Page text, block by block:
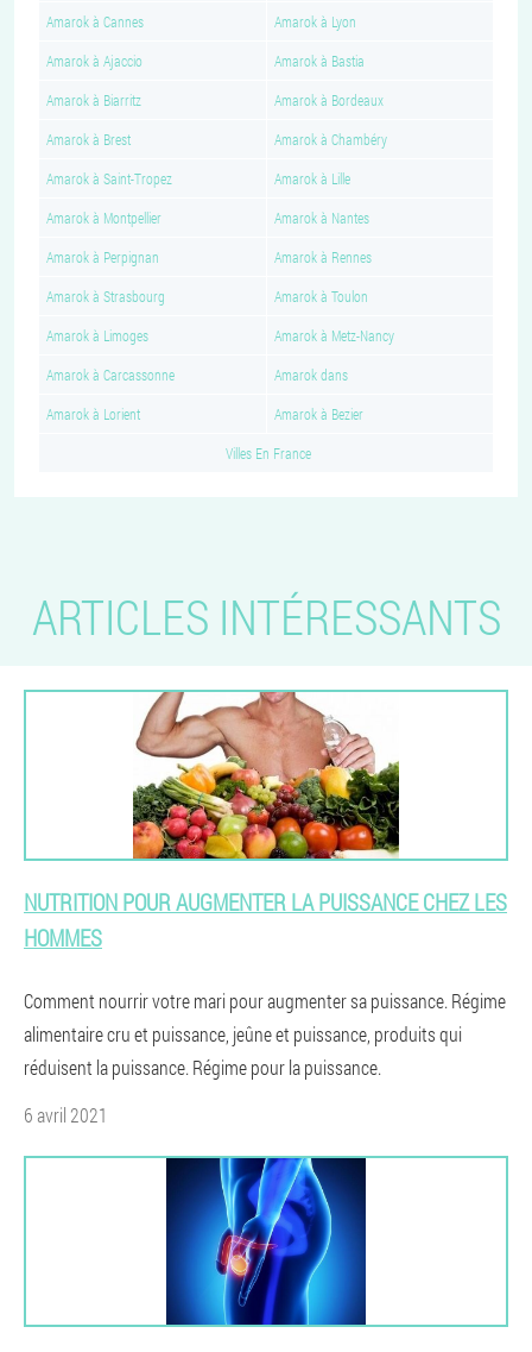
Amarok à Cannes Amarok à Lyon
Amarok à Ajaccio Amarok à Bastia
Amarok à Biarritz Amarok à Bordeaux
Amarok à Brest Amarok à Chambéry
Amarok à Saint-Tropez Amarok à Lille
Amarok à Montpellier Amarok à Nantes
Amarok à Perpignan Amarok à Rennes
Amarok à Strasbourg Amarok à Toulon
Amarok à Limoges Amarok à Metz-Nancy
Amarok à Carcassonne Amarok dans
Amarok à Lorient Amarok à Bezier
Villes En France
ARTICLES INTÉRESSANTS
NUTRITION POUR AUGMENTER LA PUISSANCE CHEZ LES
HOMMES
Comment nourrir votre mari pour augmenter sa puissance. Régime
alimentaire cru et puissance, jeûne et puissance, produits qui
réduisent la puissance. Régime pour la puissance.
6 avril 2021